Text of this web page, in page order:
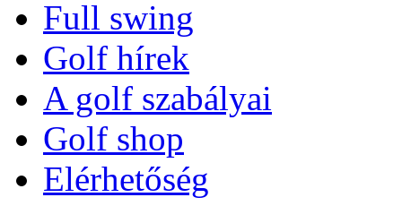
Full swing
Golf hírek
A golf szabályai
Golf shop
Elérhetőség